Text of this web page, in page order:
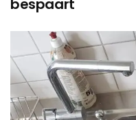
bespaart